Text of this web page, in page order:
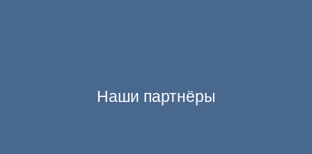
Наши партнёры